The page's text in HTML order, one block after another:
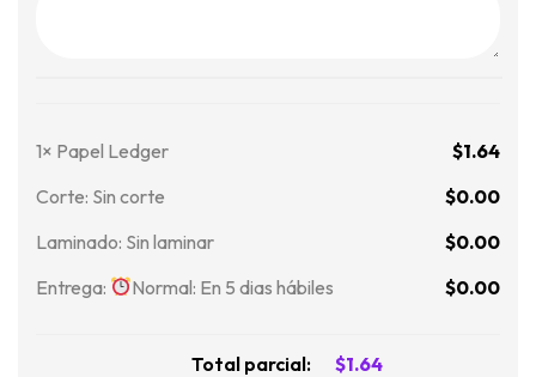
1× Papel Ledger $1.64
Corte: Sin corte $0.00
Laminado: Sin laminar $0.00
Entrega:
Normal: En 5 dias hábiles $0.00
Total parcial: $1.64